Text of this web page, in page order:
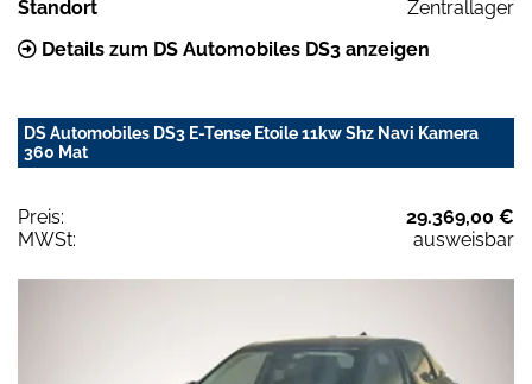
Standort
Zentrallager
Details zum DS Automobiles DS3 anzeigen
DS Automobiles DS3 E-Tense Etoile 11kw Shz Navi Kamera
360 Mat
Preis:
29.369,00 €
MWSt:
ausweisbar